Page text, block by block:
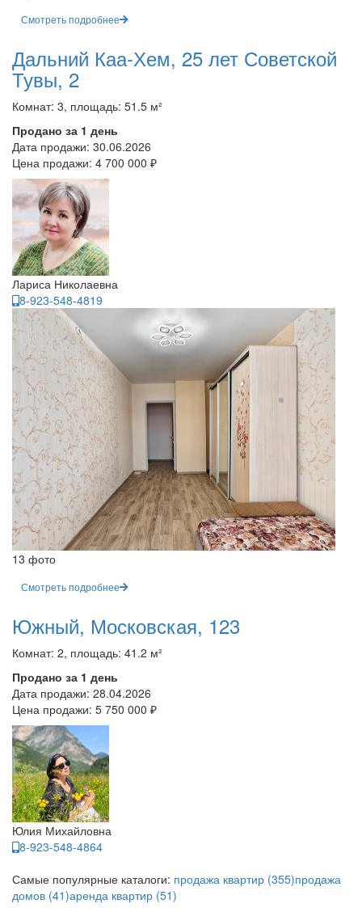
Смотреть подробнее
Дальний Каа-Хем, 25 лет Советской
Тувы, 2
Комнат: 3, площадь: 51.5 м²
Продано за 1 день
Дата продажи: 30.06.2026
Цена продажи: 4 700 000 ₽
Лариса Николаевна
8-923-548-4819
13 фото
Смотреть подробнее
Южный, Московская, 123
Комнат: 2, площадь: 41.2 м²
Продано за 1 день
Дата продажи: 28.04.2026
Цена продажи: 5 750 000 ₽
Юлия Михайловна
8-923-548-4864
Самые популярные каталоги: продажа квартир (355)продажа
домов (41)аренда квартир (51)